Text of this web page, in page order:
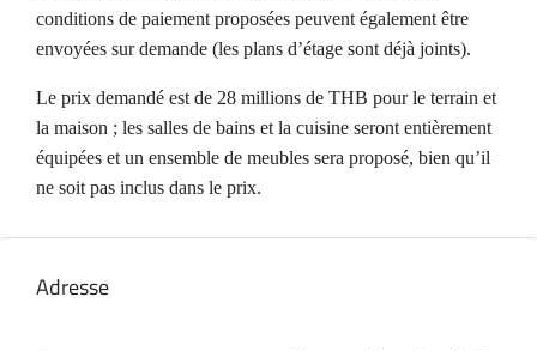
conditions de paiement proposées peuvent également être
envoyées sur demande (les plans d’étage sont déjà joints).
Le prix demandé est de 28 millions de THB pour le terrain et
la maison ; les salles de bains et la cuisine seront entièrement
équipées et un ensemble de meubles sera proposé, bien qu’il
ne soit pas inclus dans le prix.
Adresse